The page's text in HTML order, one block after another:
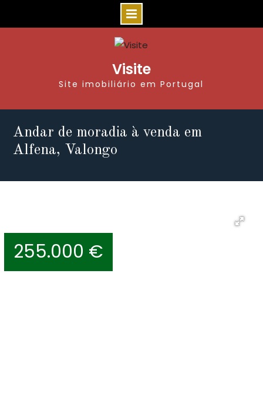
Visite
Site imobiliário em Portugal
Andar de moradia à venda em
Alfena, Valongo
255.000 €